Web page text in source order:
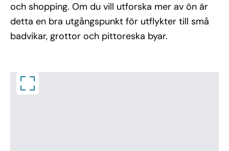
och shopping. Om du vill utforska mer av ön är
detta en bra utgångspunkt för utflykter till små
badvikar, grottor och pittoreska byar.